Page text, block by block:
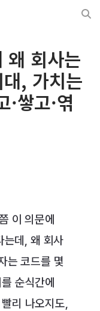
왜 회사는
, 가치는
쌓고·엮
이 의문에
는데, 왜 회사
는 코드를 몇
순식간에
리 나오지도,